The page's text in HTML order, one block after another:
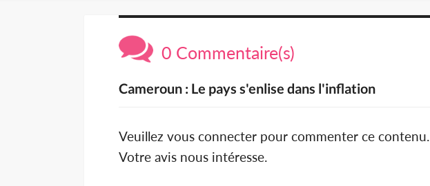
0 Commentaire(s)
Cameroun : Le pays s'enlise dans l'inflation
Veuillez vous connecter pour commenter ce contenu.
Votre avis nous intéresse.